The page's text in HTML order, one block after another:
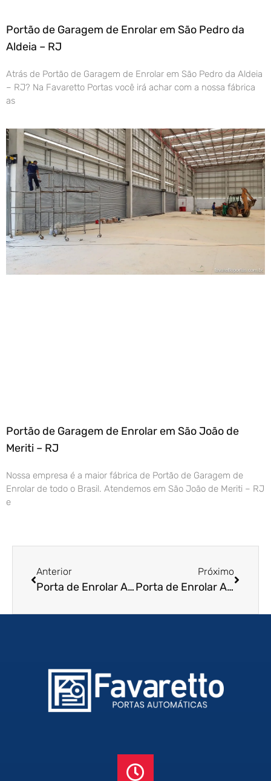
Portão de Garagem de Enrolar em São Pedro da
Aldeia – RJ
Atrás de Portão de Garagem de Enrolar em São Pedro da Aldeia
– RJ? Na Favaretto Portas você irá achar com a nossa fábrica
as
Portão de Garagem de Enrolar em São João de
Meriti – RJ
Nossa empresa é a maior fábrica de Portão de Garagem de
Enrolar de todo o Brasil. Atendemos em São João de Meriti – RJ
e
Anterior
Porta de Enrolar Automática em Atibaia
Próximo
Porta de Enrolar Automática em Bragança